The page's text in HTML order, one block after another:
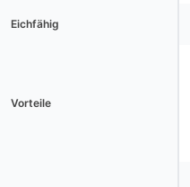
Eichfähig
Vorteile